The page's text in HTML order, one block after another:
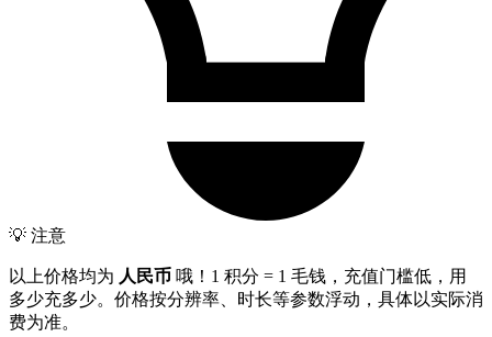
💡 注意
以上价格均为 人民币 哦！1 积分 = 1 毛钱，充值门槛低，用
多少充多少。价格按分辨率、时长等参数浮动，具体以实际消
费为准。